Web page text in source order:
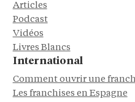
Articles
Podcast
Vidéos
Livres Blancs
International
Comment ouvrir une
Les franchises en Espagne